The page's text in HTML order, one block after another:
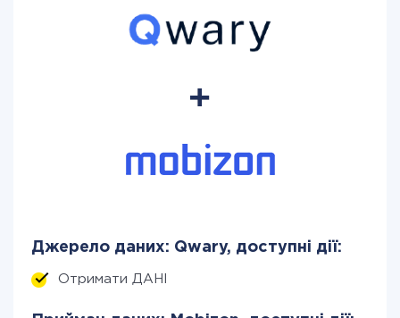
Джерело даних: Qwary, доступні дії:
Отримати ДАНІ